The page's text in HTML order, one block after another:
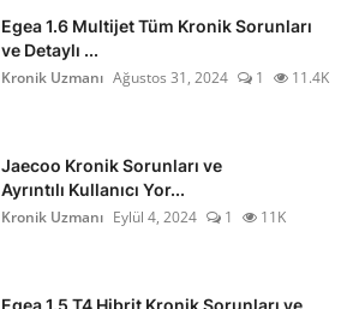
Egea 1.6 Multijet Tüm Kronik Sorunları
ve Detaylı ...
Kronik Uzmanı Ağustos 31, 2024 1 11.4K
Jaecoo Kronik Sorunları ve
Ayrıntılı Kullanıcı Yor...
Kronik Uzmanı Eylül 4, 2024 1 11K
Egea 1.5 T4 Hibrit Kronik Sorunları ve